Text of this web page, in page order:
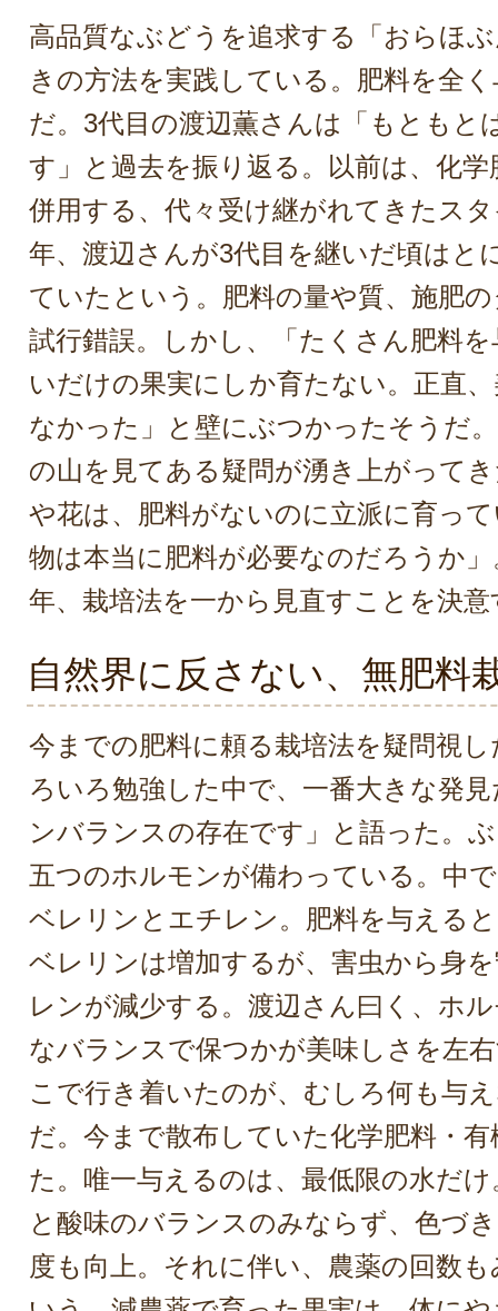
高品質なぶどうを追求する「おらほ
きの方法を実践している。肥料を全
だ。3代目の渡辺薫さんは「もともと
す」と過去を振り返る。以前は、化
併用する、代々受け継がれてきたス
年、渡辺さんが3代目を継いだ頃はと
ていたという。肥料の量や質、施肥
試行錯誤。しかし、「たくさん肥料
いだけの果実にしか育たない。正直
なかった」と壁にぶつかったそうだ
の山を見てある疑問が湧き上がって
や花は、肥料がないのに立派に育っ
物は本当に肥料が必要なのだろうか
年、栽培法を一から見直すことを決意
自然界に反さない、無肥料
今までの肥料に頼る栽培法を疑問視
ろいろ勉強した中で、一番大きな発
ンバランスの存在です」と語った。
五つのホルモンが備わっている。中
ベレリンとエチレン。肥料を与える
ベレリンは増加するが、害虫から身
レンが減少する。渡辺さん曰く、ホ
なバランスで保つかが美味しさを左
こで行き着いたのが、むしろ何も与
だ。今まで散布していた化学肥料・
た。唯一与えるのは、最低限の水だ
と酸味のバランスのみならず、色づ
度も向上。それに伴い、農薬の回数